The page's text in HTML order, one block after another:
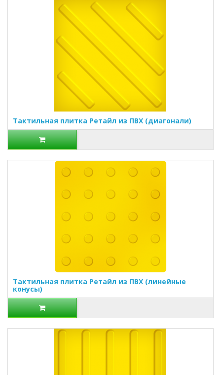
Тактильная плитка Ретайл из ПВХ (диагонали)
Тактильная плитка Ретайл из ПВХ (линейные
конусы)